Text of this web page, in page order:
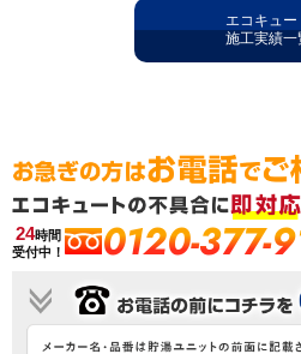
エコキュー
施工実績一
24時間
受付中！
0120-377-